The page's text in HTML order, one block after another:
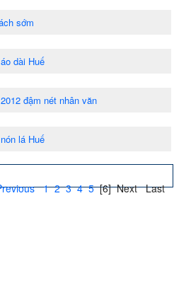
sớm
dài Huế
đậm nét nhân văn
lá Huế
1 2 3 4 5 [6] Next Last